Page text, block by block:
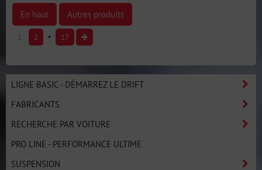
En haut Autres produits
1 2 17
LIGNE BASIC - DÉMARREZ LE DRIFT
FABRICANTS
RECHERCHE PAR VOITURE
PRO LINE - PERFORMANCE ULTIME
SUSPENSION